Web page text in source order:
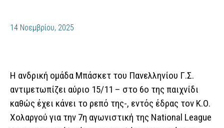
14 Νοεμβρίου, 2025
Η ανδρική ομάδα Μπάσκετ του Πανελληνίου Γ.Σ.
αντιμετωπίζει αύριο 15/11 – στο 6ο της παιχνίδι
καθώς έχει κάνει το ρεπό της-, εντός έδρας τον Κ.Ο.
Χολαργού για την 7η αγωνιστική της National League